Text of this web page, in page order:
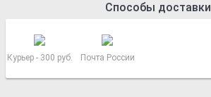
Способы доставки
Курьер - 300 руб. Почта России